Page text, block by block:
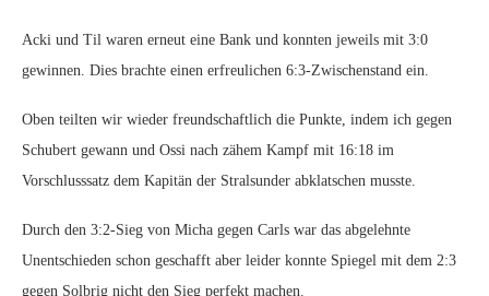
Acki und Til waren erneut eine Bank und konnten jeweils mit 3:0
gewinnen. Dies brachte einen erfreulichen 6:3-Zwischenstand ein.
Oben teilten wir wieder freundschaftlich die Punkte, indem ich gegen
Schubert gewann und Ossi nach zähem Kampf mit 16:18 im
Vorschlusssatz dem Kapitän der Stralsunder abklatschen musste.
Durch den 3:2-Sieg von Micha gegen Carls war das abgelehnte
Unentschieden schon geschafft aber leider konnte Spiegel mit dem 2:3
gegen Solbrig nicht den Sieg perfekt machen.